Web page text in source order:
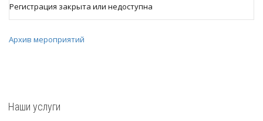
Регистрация закрыта или недоступна
Архив мероприятий
Наши услуги